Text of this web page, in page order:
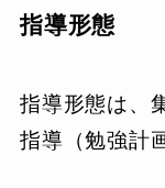
指導形態
指導形態は、
指導（勉強計